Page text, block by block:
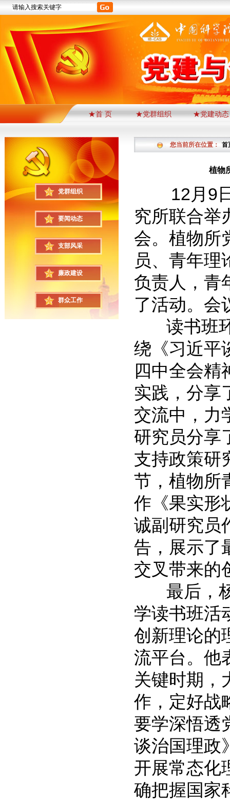
★首 页 ★党群组织 ★党建动态
党群组织
要闻动态
支部风采
廉政建设
群众工作
您当前所在位置： 首
植物
12月9日
究所联合举
会。植物所
员、青年理
负责人，青
了活动。会
读书班环
绕《习近平
四中全会精
实践，分享
交流中，力
研究员分享
支持政策研
节，植物所
作《果实形
诚副研究员
告，展示了
交叉带来的
最后，杨
学读书班活
创新理论的
流平台。他
关键时期，
作，定好战
要学深悟透
谈治国理政
开展常态化
确把握国家